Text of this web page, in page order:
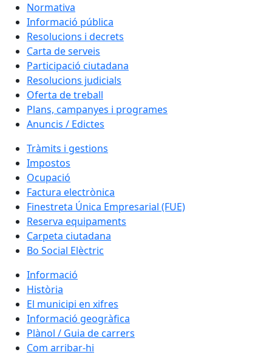
Normativa
Informació pública
Resolucions i decrets
Carta de serveis
Participació ciutadana
Resolucions judicials
Oferta de treball
Plans, campanyes i programes
Anuncis / Edictes
Tràmits i gestions
Impostos
Ocupació
Factura electrònica
Finestreta Única Empresarial (FUE)
Reserva equipaments
Carpeta ciutadana
Bo Social Elèctric
Informació
Història
El municipi en xifres
Informació geogràfica
Plànol / Guia de carrers
Com arribar-hi